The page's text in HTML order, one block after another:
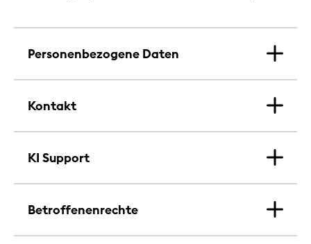
Personenbezogene Daten
Kontakt
KI Support
Betroffenenrechte